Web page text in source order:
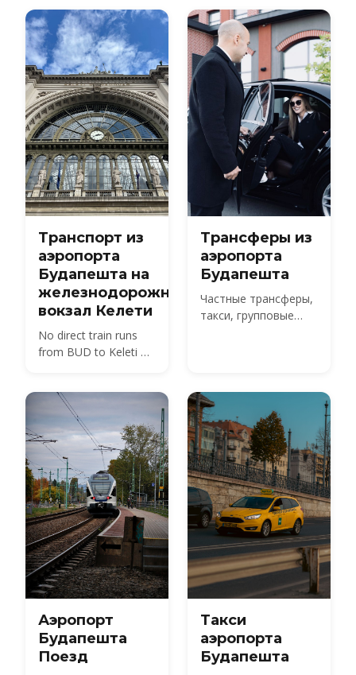
автобуса, поезда,
такси и трансфера с
ценами и временем в
пути.
km usually quoted.
Here is every route,
with 2026 fares.
Транспорт из
аэропорта
Будапешта на
железнодорожный
вокзал Келети
No direct train runs
from BUD to Keleti —
850 HUF budget route,
and 2026 taxi fares
under the new airport
surcharge.
Трансферы из
аэропорта
Будапешта
Частные трансферы,
такси, групповые
года и узнайте, как
забронировать
заранее.
Аэропорт
Будапешта
Поезд
Такси
аэропорта
Будапешта